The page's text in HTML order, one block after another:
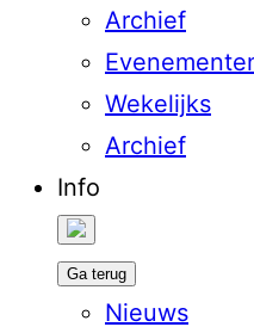
Archief
Wekelijks
Archief
Info
Ga terug
Nieuws